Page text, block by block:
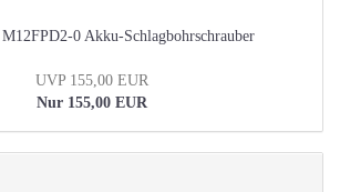
0 Akku-Schlagbohrschrauber
UVP 155,00 EUR
Nur 155,00 EUR